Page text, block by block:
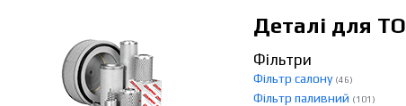
Деталі для ТО
Фільтри
Фільтр салону (46)
Фільтр паливний (101)